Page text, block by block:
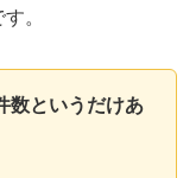
。
数というだけあ